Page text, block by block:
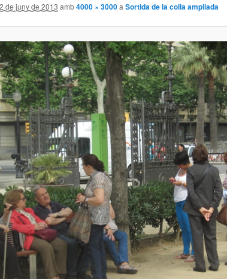
de juny de 2013 amb4000 × 3000a Sortida de la colla ampliada